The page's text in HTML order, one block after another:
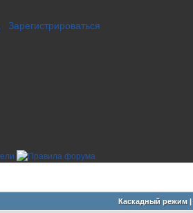
Зарегистрироваться
Каскадный режим|